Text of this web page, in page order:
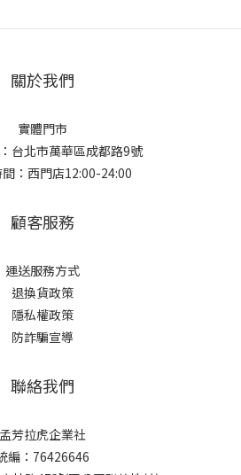
關於我們
實體門市
台北市萬華區成都路9號
：西門店12:00-24:00
顧客服務
運送服務方式
退換貨政策
隱私權政策
防詐騙宣導
聯絡我們
孟芳拉虎企業社
編：76426646